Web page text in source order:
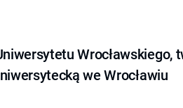
Wrocławskiego,
we Wrocławiu